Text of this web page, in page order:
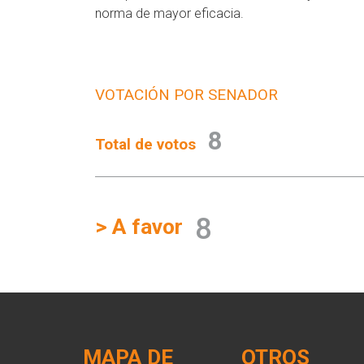
norma de mayor eficacia.
VOTACIÓN POR SENADOR
Total de votos 8
> A favor 8
MAPA DE OTROS